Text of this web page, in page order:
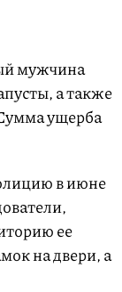
мужчина
а также
ущерба
в июне
ее
на двери, а